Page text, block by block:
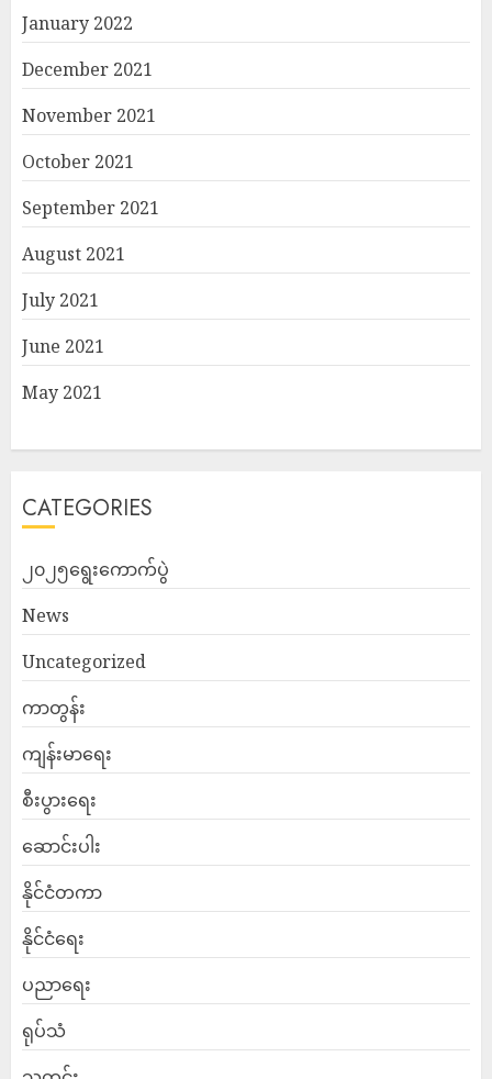
January 2022
December 2021
November 2021
October 2021
September 2021
August 2021
July 2021
June 2021
May 2021
CATEGORIES
၂၀၂၅ရွေးကောက်ပွဲ
News
Uncategorized
ကာတွန်း
ကျန်းမာရေး
စီးပွားရေး
ဆောင်းပါး
နိုင်ငံတကာ
နိုင်ငံရေး
ပညာရေး
ရုပ်သံ